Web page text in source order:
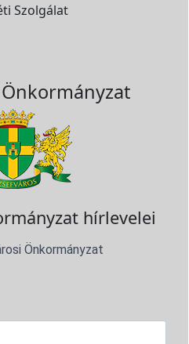
Szolgálat
Önkormányzat
hírlevelei
Önkormányzat